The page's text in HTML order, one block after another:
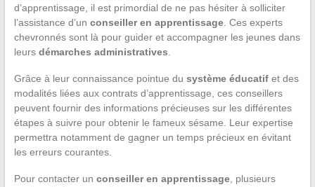
d’apprentissage, il est primordial de ne pas hésiter à solliciter
l’assistance d’un conseiller en apprentissage. Ces experts
chevronnés sont là pour guider et accompagner les jeunes dans
leurs démarches administratives
Grâce à leur connaissance pointue du système éducatifet des
modalités liées aux contrats d’apprentissage, ces conseillers
peuvent fournir des informations précieuses sur les différentes
étapes à suivre pour obtenir le fameux sésame. Leur expertise
permettra notamment de gagner un temps précieux en évitant
les erreurs courantes.
Pour contacter un conseiller en apprentissage, plusieurs